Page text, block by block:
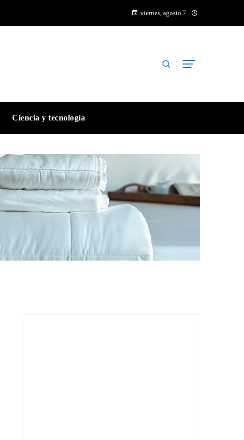
viernes, agosto 7
Ciencia y tecnología